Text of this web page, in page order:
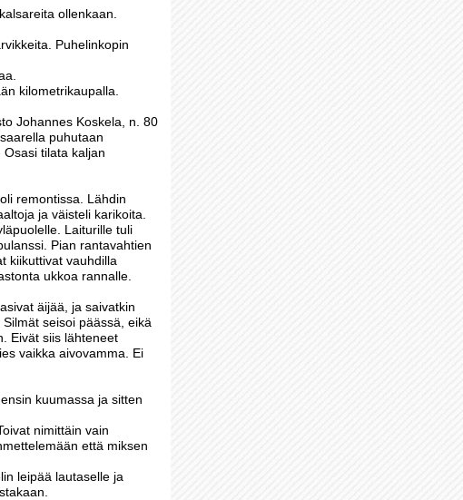
ollenkaan.
Puhelinkopin
kilometrikaupalla.
Johannes Koskela, n. 80
puhutaan
Osasi tilata kaljan
remontissa. Lähdin
ja väisteli karikoita.
Laiturille tuli
Pian rantavahtien
kiikuttivat vauhdilla
ukkoa rannalle.
äijää, ja saivatkin
seisoi päässä, eikä
Eivät siis lähteneet
vaikka aivovamma. Ei
kuumassa ja sitten
nimittäin vain
että miksen
leipää lautaselle ja